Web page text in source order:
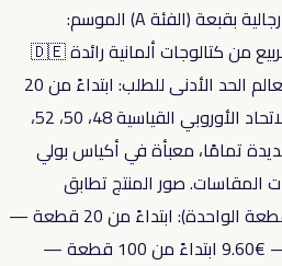
وصول جديد: مخزون جاكيتات رجالية بقبعة (الفئة A) الموسم:
موديلات الخريف / الشتاء / الربيع من كتالوجات ألمانية رائدة 🇩🇪
شحن سريع إلى جميع أنحاء العالم الحد الأدنى للطلب: ابتداءً من 20
قطعة المقاسات: مقاسات الاتحاد الأوروبي القياسية 48، 50، 52،
جديدة تمامًا، معبأة في أكياس بولي
المقاسات. صور المنتج تطابق
المخزون الفعلي. الأسعار (للقطعة الواحدة): ابتداءً من 20 قطعة —
€9.90 ابتداءً من 60 قطعة — €9.60 ابتداءً من 100 قطعة —